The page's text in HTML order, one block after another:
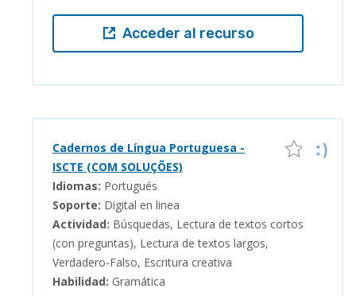
Acceder al recurso
Cadernos de Língua Portuguesa -
ISCTE (COM SOLUÇÕES)
Idiomas: Portugués
Soporte: Digital en linea
Actividad: Búsquedas, Lectura de textos cortos
(con preguntas), Lectura de textos largos,
Verdadero-Falso, Escritura creativa
Habilidad: Gramática